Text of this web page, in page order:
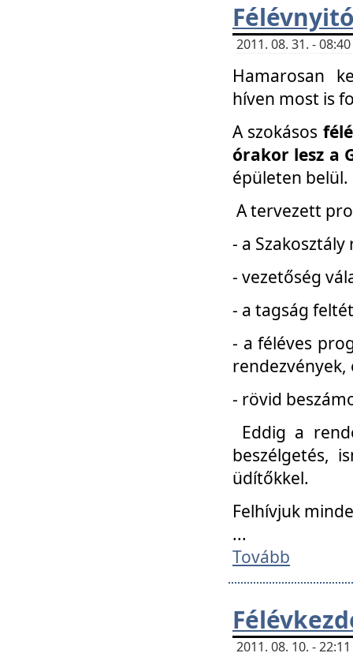
2011. 08. 31. -
Hamarosan
híven most is
A szokásos
órakor lesz a
épületen belül.
A tervezett
- a
- vezetőség
- a tagság
- a féléves
- rövid
Eddig a
beszélgetés,
üdítőkkel.
Felhívjuk
...
Tovább
2011. 08. 10. -